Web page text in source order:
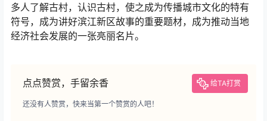
多人了解古村，认识古村，使之成为传播城市文化的特有
符号，成为讲好滨江新区故事的重要题材，成为推动当地
经济社会发展的一张亮丽名片。
点点赞赏，手留余香 给TA打赏
还没有人赞赏，快来当第一个赞赏的人吧！